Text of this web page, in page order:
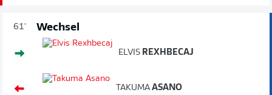
61' Wechsel
ELVIS REXHBECAJ
TAKUMA ASANO